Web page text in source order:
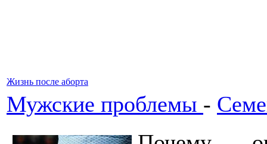
Жизнь после аборта
Мужские проблемы -